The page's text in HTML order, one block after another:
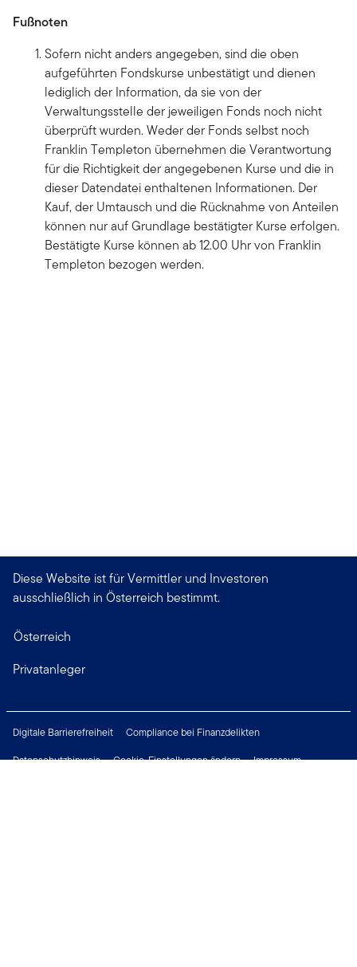
Fußnoten
Sofern nicht anders angegeben, sind die oben
aufgeführten Fondskurse unbestätigt und dienen
lediglich der Information, da sie von der
Verwaltungsstelle der jeweiligen Fonds noch nicht
überprüft wurden. Weder der Fonds selbst noch
Franklin Templeton übernehmen die Verantwortung
für die Richtigkeit der angegebenen Kurse und die in
dieser Datendatei enthaltenen Informationen. Der
Kauf, der Umtausch und die Rücknahme von Anteilen
können nur auf Grundlage bestätigter Kurse erfolgen.
Bestätigte Kurse können ab 12.00 Uhr von Franklin
Templeton bezogen werden.
Diese Website ist für Vermittler und Investoren
ausschließlich in Österreich bestimmt.
Österreich
Privatanleger
Digitale Barrierefreiheit
Compliance bei Finanzdelikten
Datenschutzhinweis
Cookie-Einstellungen ändern
Impressum